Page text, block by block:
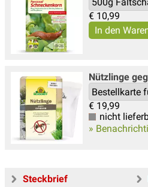
€ 10,99
Nützlinge
€ 19,99
nicht
»
Steckbrief